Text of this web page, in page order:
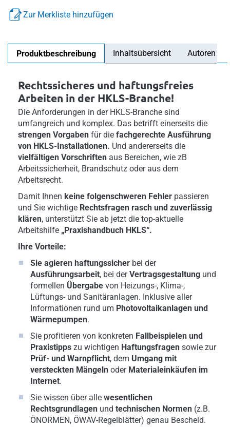
Zur Merkliste hinzufügen
Produktbeschreibung Inhaltsübersicht Autoren
Rechtssicheres und haftungsfreies
Arbeiten in der HKLS-Branche!
Die Anforderungen in der HKLS-Branche sind
umfangreich und komplex. Das betrifft einerseits die
strengen Vorgaben für die fachgerechte Ausführung
von HKLS-Installationen. Und andererseits die
vielfältigen Vorschriften aus Bereichen, wie zB
Arbeitssicherheit, Brandschutz oder aus dem
Arbeitsrecht.
Damit Ihnen keine folgenschweren Fehler passieren
und Sie wichtige Rechtsfragen rasch und zuverlässig
klären, unterstützt Sie ab jetzt die top-aktuelle
Arbeitshilfe „Praxishandbuch HKLS“.
Ihre Vorteile:
Sie agieren haftungssicher bei der
Ausführungsarbeit, bei derVertragsgestaltung und
formellen Übergabe von Heizungs-, Klima-,
Lüftungs- und Sanitäranlagen. Inklusive aller
Informationen rund um Photovoltaikanlagen und
Wärmepumpen.
Sie profitieren von konkreten Fallbeispielen und
Praxistipps zu wichtigen Haftungsfragen sowie zur
Prüf- und Warnpflicht, dem Umgang mit
versteckten Mängeln oder Materialeinkäufen im
Internet.
Sie wissen über alle wesentlichen
Rechtsgrundlagen und technischen Normen (z.B.
ÖNORMEN, ÖWAV-Regelblätter) genau Bescheid.